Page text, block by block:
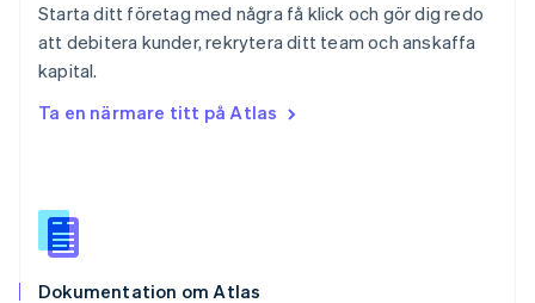
Starta ditt företag med några få klick och gör dig redo
att debitera kunder, rekrytera ditt team och anskaffa
kapital.
Ta en närmare titt på Atlas
Dokumentation om Atlas
DeutschFrançaisItalianoEnglish
Singapore
English
English
Español
Storbritannien
Sverige